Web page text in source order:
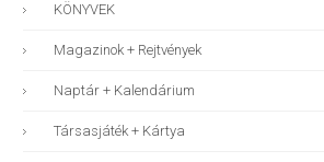
KÖNYVEK
Magazinok + Rejtvények
Naptár + Kalendárium
Társasjáték + Kártya